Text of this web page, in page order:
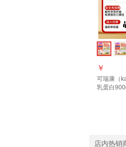
￥
可瑞康（
乳蛋白
店内热销